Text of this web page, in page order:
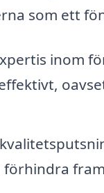
som ett
inom
förhindra